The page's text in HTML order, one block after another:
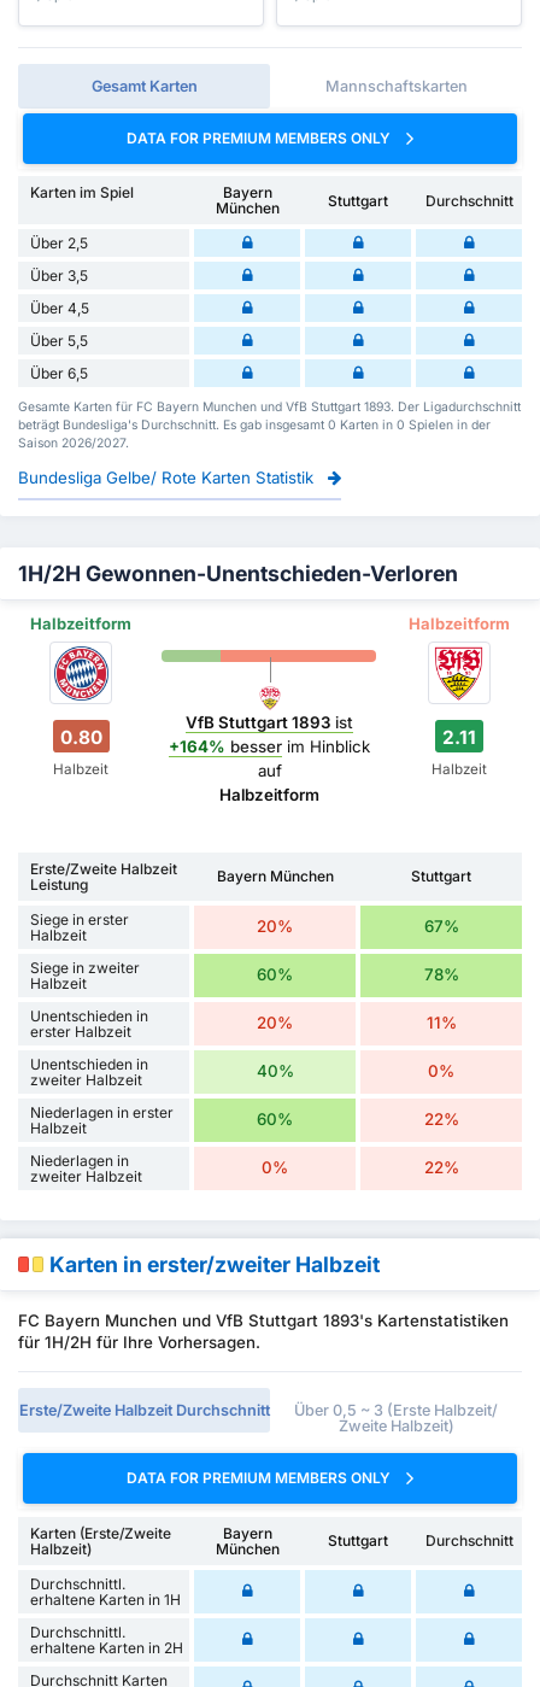
Gesamt Karten Mannschaftskarten
DATA FOR PREMIUM MEMBERS ONLY
Karten im Spiel
Bayern
München
Stuttgart Durchschnitt
Über 2,5
Über 3,5
Über 4,5
Über 5,5
Über 6,5
Gesamte Karten für FC Bayern Munchen und VfB Stuttgart 1893. Der Ligadurchschnitt
beträgt Bundesliga's Durchschnitt. Es gab insgesamt 0 Karten in 0 Spielen in der
Saison 2026/2027.
Bundesliga Gelbe/ Rote Karten Statistik
1H/2H Gewonnen-Unentschieden-Verloren
Halbzeitform Halbzeitform
0.80
Halbzeit
VfB Stuttgart 1893 ist
+164% besser im Hinblick
auf
Halbzeitform
2.11
Halbzeit
Erste/Zweite Halbzeit
Leistung
Bayern München Stuttgart
Siege in erster
Halbzeit
20% 67%
Siege in zweiter
Halbzeit
60% 78%
Unentschieden in
erster Halbzeit
20% 11%
Unentschieden in
zweiter Halbzeit
40% 0%
Niederlagen in erster
Halbzeit
60% 22%
Niederlagen in
zweiter Halbzeit
0% 22%
Karten in erster/zweiter Halbzeit
FC Bayern Munchen und VfB Stuttgart 1893's Kartenstatistiken
für 1H/2H für Ihre Vorhersagen.
Erste/Zweite Halbzeit Durchschnitt
Über 0,5 ~ 3 (Erste Halbzeit/
Zweite Halbzeit)
DATA FOR PREMIUM MEMBERS ONLY
Karten (Erste/Zweite
Halbzeit)
Bayern
München
Stuttgart Durchschnitt
Durchschnittl.
erhaltene Karten in 1H
Durchschnittl.
erhaltene Karten in 2H
Durchschnitt Karten